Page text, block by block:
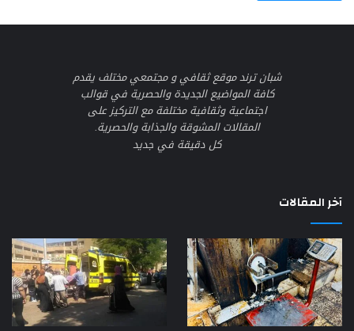
شبان ترند موقع ثقافي و مجتمعي مختلف يقدم
كافة المواضيع الجديدة والحصرية في قوالب
اجتماعية وثقافية مختلفة مع التركيز على
المقالات المشوقة والجذابة والحصرية.
كل دقيقة في جديد
آخر المقالات